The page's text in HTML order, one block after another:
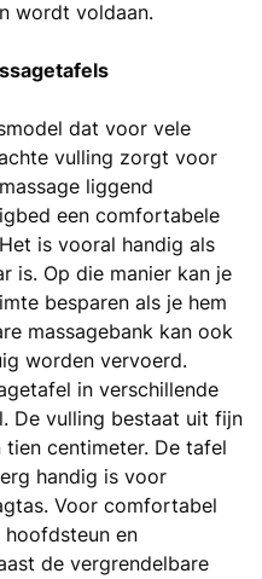
wordt voldaan.
dat voor vele
vulling zorgt voor
liggend
een comfortabele
is vooral handig als
is. Op die manier kan je
besparen als je hem
massagebank kan ook
worden vervoerd.
in verschillende
De vulling bestaat uit fijn
centimeter. De tafel
handig is voor
Voor comfortabel
en
de vergrendelbare